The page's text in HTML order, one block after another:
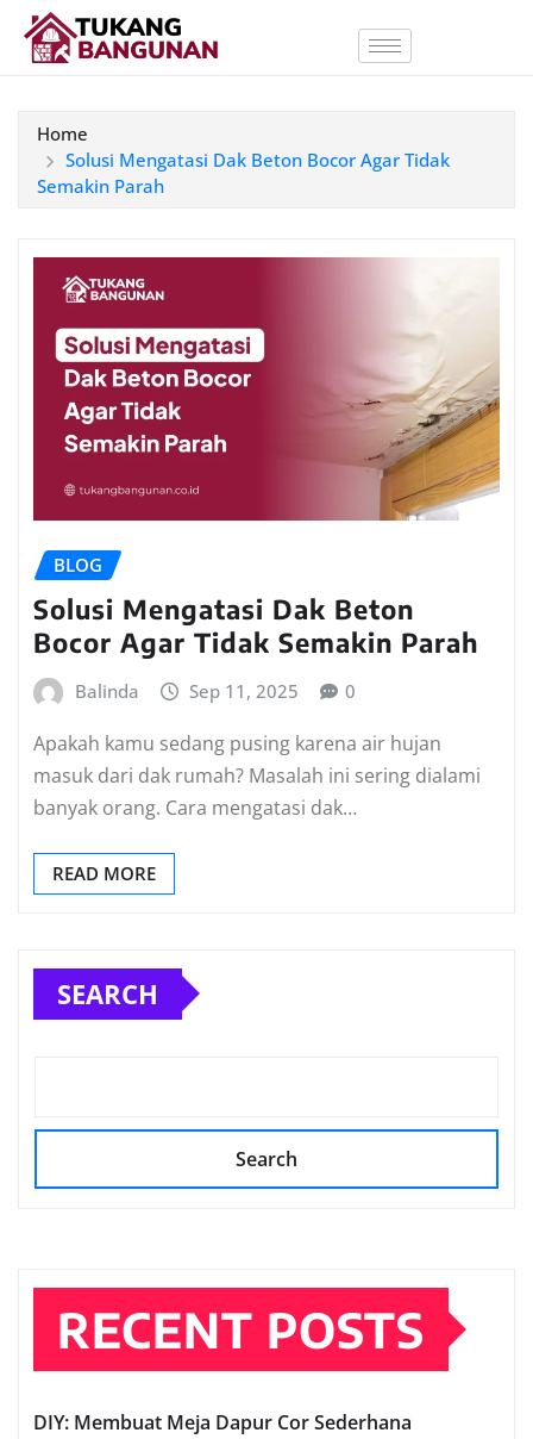
Home
Solusi Mengatasi Dak Beton Bocor Agar Tidak
Semakin Parah
BLOG
Solusi Mengatasi Dak Beton
Bocor Agar Tidak Semakin Parah
Balinda Sep 11, 2025 0
Apakah kamu sedang pusing karena air hujan
masuk dari dak rumah? Masalah ini sering dialami
banyak orang. Cara mengatasi dak…
READ MORE
SEARCH
Search
RECENT POSTS
DIY: Membuat Meja Dapur Cor Sederhana